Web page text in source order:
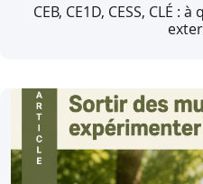
CEB, CE1D, CESS, CLÉ